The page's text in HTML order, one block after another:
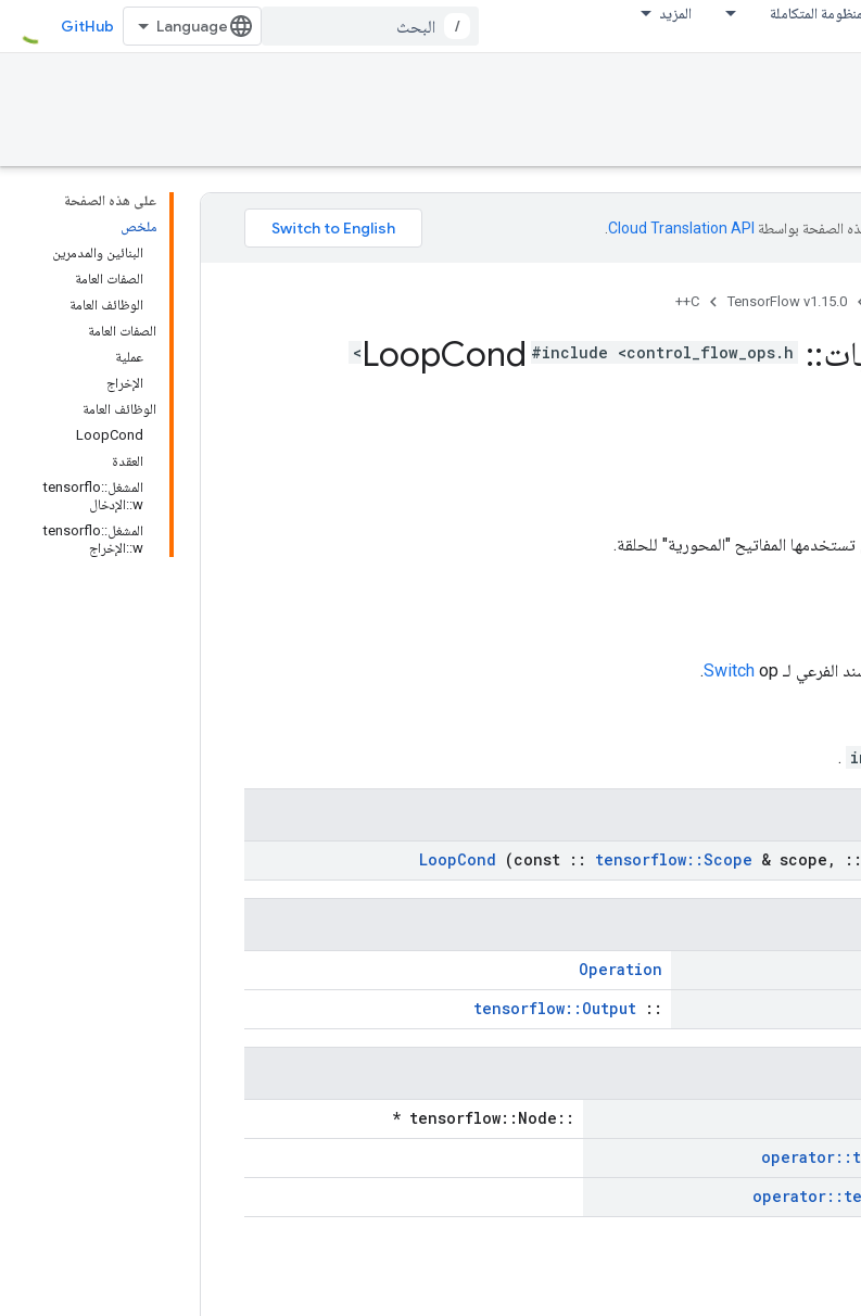
المتكاملة المزيد
/
GitHub
على هذه الصفحة
ملخص
البنائين والمدمرين
الصفات العامة
الوظائف العامة
الصفات العامة
عملية
الإخراج
الوظائف العامة
LoopCond
العقدة
المشغل::tensorflo
w::الإدخال
المشغل::tensorflo
w::الإخراج
الصفحة بواسطة Cloud Translation API‏
TensorFlow v1.15.0
C++
::
Cond #include <control_flow_ops.h>
تستخدمها المفاتيح "المحورية" للحلقة.
الفرعي لـ
Switch op.
.
LoopCond (const :: tensorflow::Scope & scope , ::
Operation
::
tensorflow::Output
::tensorflow::Node *
operator::
operator::